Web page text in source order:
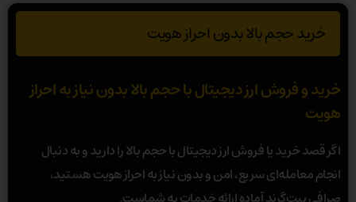
خرید حجم بالا بدون احراز هویت
خرید و فروش ارز دیجیتال با حجم بالا بدون نیاز به احراز
هویت
اگر قصد خرید یا فروش ارز دیجیتال با حجم بالا را دارید و به دنبال
انجام معامله‌ای سریع، امن و بدون نیاز به احراز هویت هستید،